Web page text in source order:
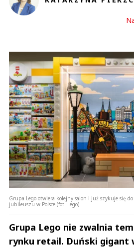
Grupa Lego otwiera kolejny salon i już szykuje się
jubileuszu w Polsce (fot. Lego)
Grupa Lego nie zwalnia
rynku retail. Duński gigant